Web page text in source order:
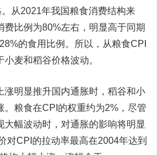
从2021年我国粮食消费结构来
费比例为80%左右，明显高于同期
的食用比例。所以，从粮食CPI
麦和稻谷价格波动。
明显推升国内通胀时，稻谷和小
。粮食在CPI的权重约为2%，尽管
大幅波动时，对通胀的影响将明显
对CPI的拉动率最高在2004年达到